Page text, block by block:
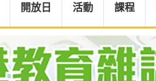
開放日 活動 課程